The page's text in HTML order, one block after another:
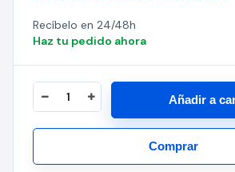
Recíbelo en 24/48h
Haz tu pedido ahora
Añadir a
Comprar